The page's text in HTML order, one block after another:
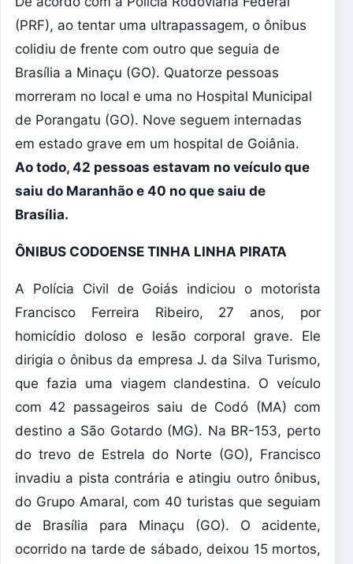
(PRF), ao tentar uma ultrapassagem, o ônibus
colidiu de frente com outro que seguia de
Brasília a Minaçu (GO). Quatorze pessoas
morreram no local e uma no Hospital Municipal
de Porangatu (GO). Nove seguem internadas
em estado grave em um hospital de Goiânia.
Ao todo, 42 pessoas estavam no veículo que
saiu do Maranhão e 40 no que saiu de
Brasília.
ÔNIBUS CODOENSE TINHA LINHA PIRATA
A Polícia Civil de Goiás indiciou o motorista
Francisco Ferreira Ribeiro, 27 anos, por
homicídio doloso e lesão corporal grave. Ele
dirigia o ônibus da empresa J. da Silva Turismo,
que fazia uma viagem clandestina. O veículo
com 42 passageiros saiu de Codó (MA) com
destino a São Gotardo (MG). Na BR-153, perto
do trevo de Estrela do Norte (GO), Francisco
invadiu a pista contrária e atingiu outro ônibus,
do Grupo Amaral, com 40 turistas que seguiam
de Brasília para Minaçu (GO). O acidente,
ocorrido na tarde de sábado, deixou 15 mortos,